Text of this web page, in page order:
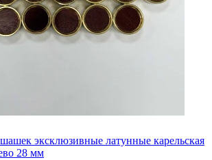
эксклюзивные латунные карельская
28 мм